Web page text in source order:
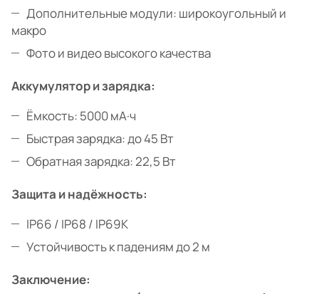
Дополнительные модули: широкоугольный и
макро
Фото и видео высокого качества
Аккумулятор и зарядка:
Ёмкость: 5000 мА·ч
Быстрая зарядка: до 45 Вт
Обратная зарядка: 22,5 Вт
Защита и надёжность:
IP66 / IP68 / IP69K
Устойчивость к падениям до 2 м
Заключение: